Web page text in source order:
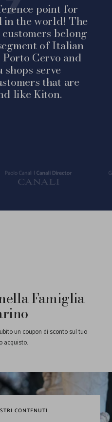
point for
the world! The
customers belong
of Italian
Cervo and
serve
that are
like Kiton.
Vai
Famiglia
un coupon di sconto sul tuo
acquisto.
CONTENUTI